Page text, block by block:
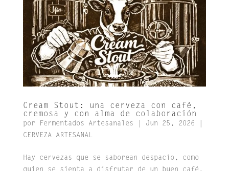
Cream Stout: una cerveza con café,
cremosa y con alma de colaboración
por Fermentados Artesanales Jun 25, 2026
CERVEZA ARTESANAL
Hay cervezas que se saborean despacio, como